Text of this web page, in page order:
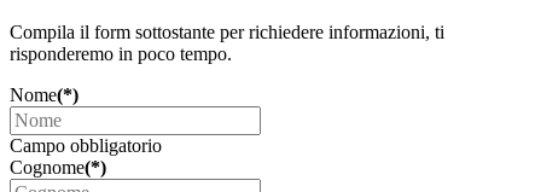
Compila il form sottostante per richiedere informazioni, ti
risponderemo in poco tempo.
Nome(*)
Campo obbligatorio
Cognome(*)